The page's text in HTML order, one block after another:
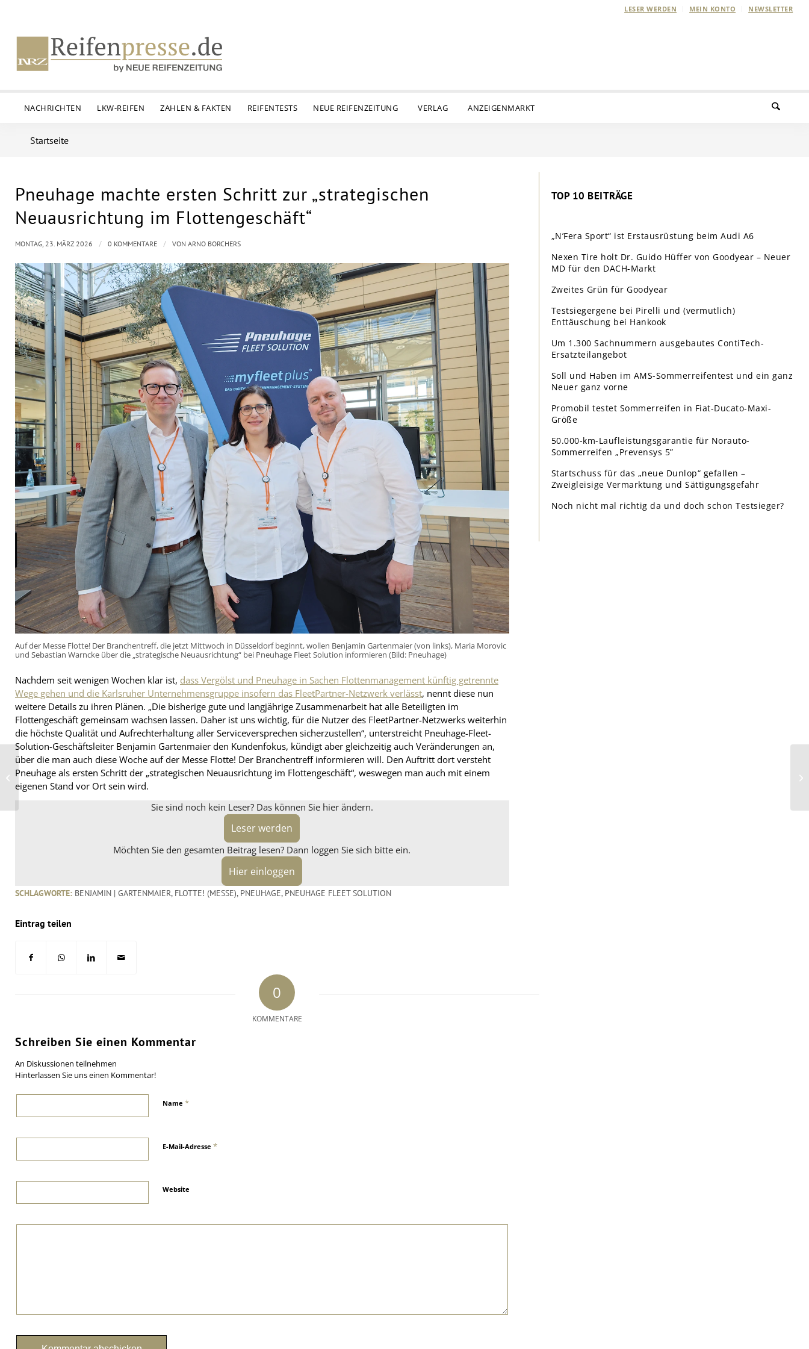
LESER WERDEN MEIN KONTO NEWSLETTER
NACHRICHTEN LKW-REIFEN ZAHLEN & FAKTEN REIFENTESTS NEUE REIFENZEITUNG VERLAG ANZEIGENMARKT
Startseite
Pneuhage machte ersten Schritt zur „strategischen
Neuausrichtung im Flottengeschäft“
Auf der Messe Flotte! Der Branchentreff, die jetzt Mittwoch in Düsseldorf beginnt, wollen Benjamin Gartenmaier (von links), Maria Morovic
und Sebastian Warncke über die „strategische Neuausrichtung“ bei Pneuhage Fleet Solution informieren (Bild: Pneuhage)
Nachdem seit wenigen Wochen klar ist, dass Vergölst und Pneuhage in Sachen Flottenmanagement künftig getrennte
Wege gehen und die Karlsruher Unternehmensgruppe insofern das FleetPartner-Netzwerk verlässt, nennt diese nun
weitere Details zu ihren Plänen. „Die bisherige gute und langjährige Zusammenarbeit hat alle Beteiligten im
Flottengeschäft gemeinsam wachsen lassen. Daher ist uns wichtig, für die Nutzer des FleetPartner-Netzwerks weiterhin
die höchste Qualität und Aufrechterhaltung aller Serviceversprechen sicherzustellen“, unterstreicht Pneuhage-Fleet-
Solution-Geschäftsleiter Benjamin Gartenmaier den Kundenfokus, kündigt aber gleichzeitig auch Veränderungen an,
über die man auch diese Woche auf der Messe Flotte! Der Branchentreff informieren will. Den Auftritt dort versteht
Pneuhage als ersten Schritt der „strategischen Neuausrichtung im Flottengeschäft“, weswegen man auch mit einem
eigenen Stand vor Ort sein wird.
Sie sind noch kein Leser? Das können Sie hier ändern.
Leser werden
Möchten Sie den gesamten Beitrag lesen? Dann loggen Sie sich bitte ein.
Hier einloggen
MONTAG, 23. MÄRZ 2026 / 0 KOMMENTARE / VON ARNO BORCHERS
SCHLAGWORTE: BENJAMIN | GARTENMAIER, FLOTTE! (MESSE), PNEUHAGE, PNEUHAGE FLEET SOLUTION
Eintrag teilen
0
KOMMENTARE
Schreiben Sie einen Kommentar
An Diskussionen teilnehmen
Hinterlassen Sie uns einen Kommentar!
Name *
E-Mail-Adresse *
Website
TOP 10 BEITRÄGE
„N’Fera Sport“ ist Erstausrüstung beim Audi A6
Nexen Tire holt Dr. Guido Hüffer von Goodyear – Neuer
MD für den DACH-Markt
Zweites Grün für Goodyear
Testsiegergene bei Pirelli und (vermutlich)
Enttäuschung bei Hankook
Um 1.300 Sachnummern ausgebautes ContiTech-
Ersatzteilangebot
Soll und Haben im AMS-Sommerreifentest und ein ganz
Neuer ganz vorne
Promobil testet Sommerreifen in Fiat-Ducato-Maxi-
Größe
50.000-km-Laufleistungsgarantie für Norauto-
Sommerreifen „Prevensys 5”
Startschuss für das „neue Dunlop“ gefallen –
Zweigleisige Vermarktung und Sättigungsgefahr
Noch nicht mal richtig da und doch schon Testsieger?
Zukunftssicherung bei
Borbet: Offen für
Partner, klar im
Familienbekenntni...